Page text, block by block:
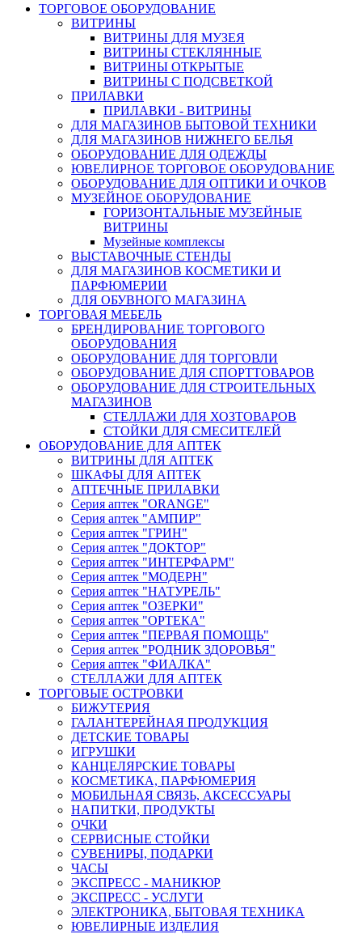
ТОРГОВОЕ ОБОРУДОВАНИЕ
ВИТРИНЫ
ВИТРИНЫ ДЛЯ МУЗЕЯ
ВИТРИНЫ СТЕКЛЯННЫЕ
ВИТРИНЫ ОТКРЫТЫЕ
ВИТРИНЫ С ПОДСВЕТКОЙ
ПРИЛАВКИ
ПРИЛАВКИ - ВИТРИНЫ
ДЛЯ МАГАЗИНОВ БЫТОВОЙ ТЕХНИКИ
ДЛЯ МАГАЗИНОВ НИЖНЕГО БЕЛЬЯ
ОБОРУДОВАНИЕ ДЛЯ ОДЕЖДЫ
ЮВЕЛИРНОЕ ТОРГОВОЕ ОБОРУДОВАНИЕ
ОБОРУДОВАНИЕ ДЛЯ ОПТИКИ И ОЧКОВ
МУЗЕЙНОЕ ОБОРУДОВАНИЕ
ГОРИЗОНТАЛЬНЫЕ МУЗЕЙНЫЕ
ВИТРИНЫ
Музейные комплексы
ВЫСТАВОЧНЫЕ СТЕНДЫ
ДЛЯ МАГАЗИНОВ КОСМЕТИКИ И
ПАРФЮМЕРИИ
ДЛЯ ОБУВНОГО МАГАЗИНА
ТОРГОВАЯ МЕБЕЛЬ
БРЕНДИРОВАНИЕ ТОРГОВОГО
ОБОРУДОВАНИЯ
ОБОРУДОВАНИЕ ДЛЯ ТОРГОВЛИ
ОБОРУДОВАНИЕ ДЛЯ СПОРТТОВАРОВ
ОБОРУДОВАНИЕ ДЛЯ СТРОИТЕЛЬНЫХ
МАГАЗИНОВ
СТЕЛЛАЖИ ДЛЯ ХОЗТОВАРОВ
СТОЙКИ ДЛЯ СМЕСИТЕЛЕЙ
ОБОРУДОВАНИЕ ДЛЯ АПТЕК
ВИТРИНЫ ДЛЯ АПТЕК
ШКАФЫ ДЛЯ АПТЕК
АПТЕЧНЫЕ ПРИЛАВКИ
Серия аптек "ORANGE"
Серия аптек "АМПИР"
Серия аптек "ГРИН"
Серия аптек "ДОКТОР"
Серия аптек "ИНТЕРФАРМ"
Серия аптек "МОДЕРН"
Серия аптек "НАТУРЕЛЬ"
Серия аптек "ОЗЕРКИ"
Серия аптек "ОРТЕКА"
Серия аптек "ПЕРВАЯ ПОМОЩЬ"
Серия аптек "РОДНИК ЗДОРОВЬЯ"
Серия аптек "ФИАЛКА"
СТЕЛЛАЖИ ДЛЯ АПТЕК
ТОРГОВЫЕ ОСТРОВКИ
БИЖУТЕРИЯ
ГАЛАНТЕРЕЙНАЯ ПРОДУКЦИЯ
ДЕТСКИЕ ТОВАРЫ
ИГРУШКИ
КАНЦЕЛЯРСКИЕ ТОВАРЫ
КОСМЕТИКА, ПАРФЮМЕРИЯ
МОБИЛЬНАЯ СВЯЗЬ, АКСЕССУАРЫ
НАПИТКИ, ПРОДУКТЫ
ОЧКИ
СЕРВИСНЫЕ СТОЙКИ
СУВЕНИРЫ, ПОДАРКИ
ЧАСЫ
ЭКСПРЕСС - МАНИКЮР
ЭКСПРЕСС - УСЛУГИ
ЭЛЕКТРОНИКА, БЫТОВАЯ ТЕХНИКА
ЮВЕЛИРНЫЕ ИЗДЕЛИЯ